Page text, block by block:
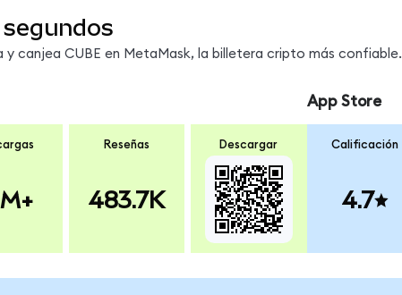
y canjea CUBE en MetaMask, la billetera cripto más confiable.
Reseñas
483.7K
Descargar
App Store
Calificación
4.7